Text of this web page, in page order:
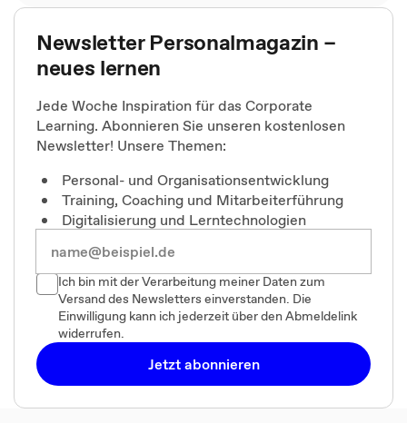
Newsletter Personalmagazin –
neues lernen
Jede Woche Inspiration für das Corporate
Learning. Abonnieren Sie unseren kostenlosen
Newsletter! Unsere Themen:
Personal- und Organisationsentwicklung
Training, Coaching und Mitarbeiterführung
Digitalisierung und Lerntechnologien
Ich bin mit der Verarbeitung meiner Daten zum
Versand des Newsletters einverstanden. Die
Einwilligung kann ich jederzeit über den Abmeldelink
widerrufen.
Jetzt abonnieren